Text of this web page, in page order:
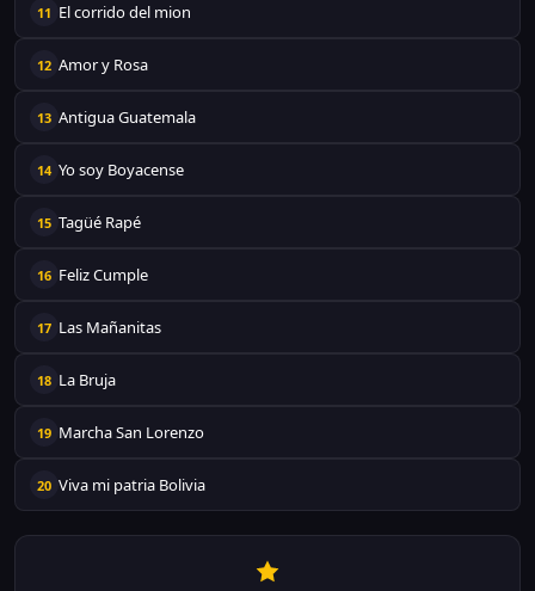
11 El corrido del mion
12 Amor y Rosa
13 Antigua Guatemala
14 Yo soy Boyacense
15 Tagüé Rapé
16 Feliz Cumple
17 Las Mañanitas
18 La Bruja
19 Marcha San Lorenzo
20 Viva mi patria Bolivia